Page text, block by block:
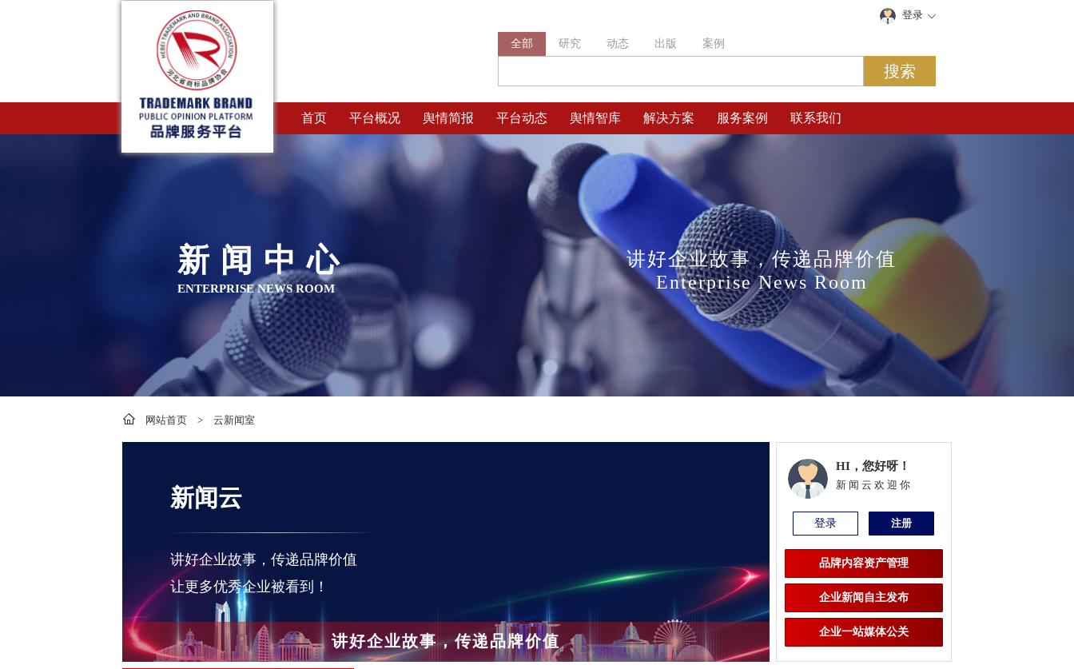
登录
全部 研究 动态 出版 案例
首页 平台概况 舆情简报 平台动态 舆情智库 解决方案 服务案例 联系我们
新闻中心
ENTERPRISE NEWS ROOM
讲好企业故事，传递品牌价值
Enterprise News Room
网站首页 > 云新闻室
新闻云
讲好企业故事，传递品牌价值
让更多优秀企业被看到！
讲好企业故事，传递品牌价值
HI，您好呀！
新闻云欢迎你
登录 注册
品牌内容资产管理
企业新闻自主发布
企业一站媒体公关